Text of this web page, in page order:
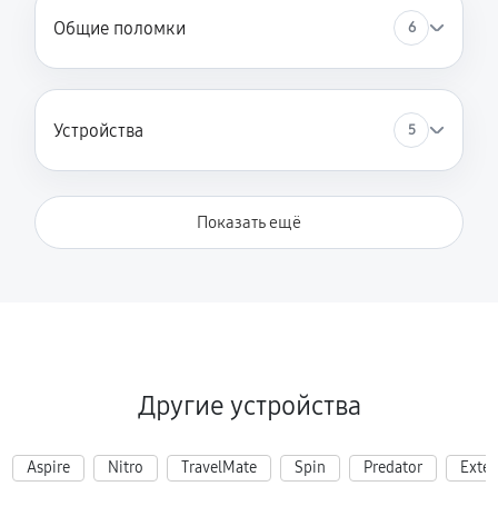
Общие поломки 6
Устройства 5
Показать ещё
Другие устройства
Aspire Nitro TravelMate Spin Predator